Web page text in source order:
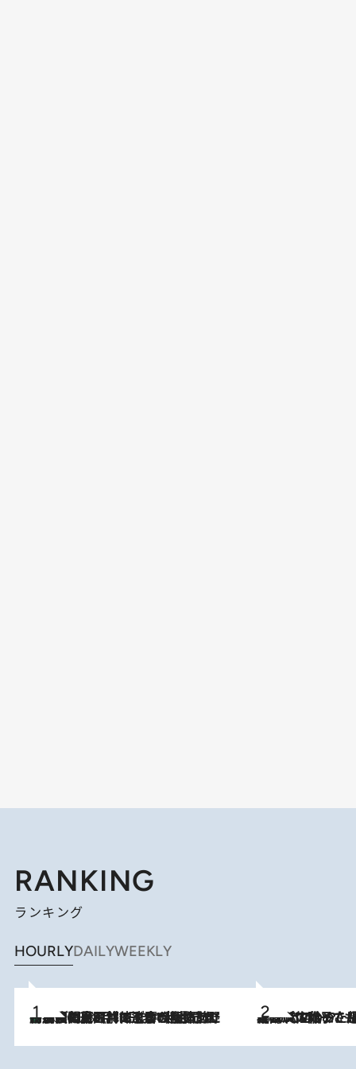
RANKING
ランキング
HOURLYDAILYWEEKLY
2026.8.8
「最後に見られてよかった」上野動物園の東園パンダ舎が解体前に特別公開。8月16日まで延長されたパネル展と共に辿る“半世紀”のパンダ飼育《解体工事の図面あり》 2026.8.5
【阿川佐和子さんの年とる力】なぜ70代で始めた趣味は“こんなに楽しい”のか？ ピアノ、俳句…スランプに陥っても続けられる“ある秘訣”とは